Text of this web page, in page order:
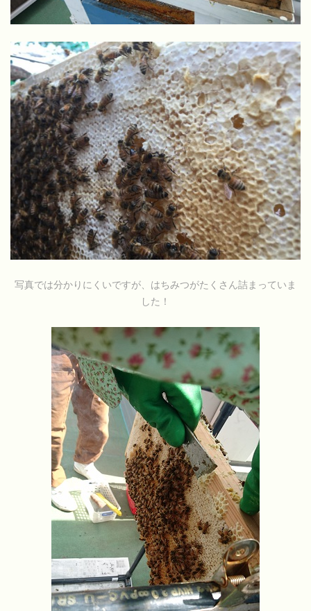
写真では分かりにくいですが、はちみつがたくさん詰まっていま
した！